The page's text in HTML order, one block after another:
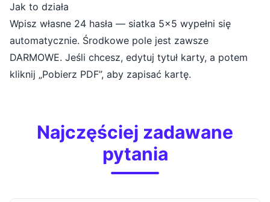
Jak to działa
Wpisz własne 24 hasła — siatka 5x5 wypełni się
automatycznie. Środkowe pole jest zawsze
DARMOWE. Jeśli chcesz, edytuj tytuł karty, a potem
kliknij „Pobierz PDF”, aby zapisać kartę.
Najczęściej zadawane
pytania